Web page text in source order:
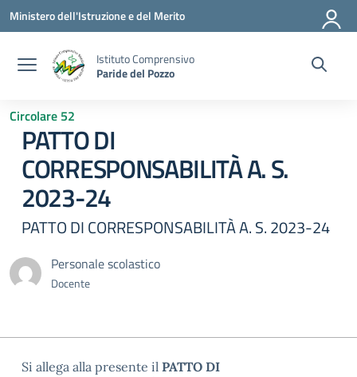
Vai ai contenuti
Vai al menu di navigazione
Vai al footer
Ministero dell'Istruzione e del Merito
Istituto Comprensivo
Paride del Pozzo
Circolare 52
PATTO DI
CORRESPONSABILITÀ A. S.
2023-24
PATTO DI CORRESPONSABILITÀ A. S. 2023-24
Personale scolastico
Docente
Si allega alla presente il PATTO DI